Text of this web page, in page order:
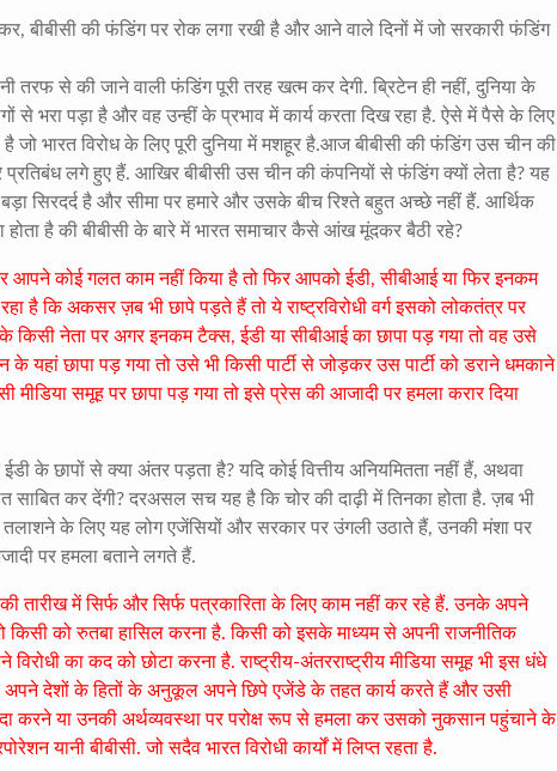
बीबीसी की फंडिंग पर रोक लगा रखी है और आने वाले दिनों में जो सरकारी फंडिंग
तरफ से की जाने वाली फंडिंग पूरी तरह खत्म कर देगी. ब्रिटेन ही नहीं, दुनिया के
से भरा पड़ा है और वह उन्हीं के प्रभाव में कार्य करता दिख रहा है. ऐसे में पैसे के लिए
जो भारत विरोध के लिए पूरी दुनिया में मशहूर है.आज बीबीसी की फंडिंग उस चीन की
प्रतिबंध लगे हुए हैं. आखिर बीबीसी उस चीन की कंपनियों से फंडिंग क्यों लेता है? यह
सिरदर्द है और सीमा पर हमारे और उसके बीच रिश्ते बहुत अच्छे नहीं हैं. आर्थिक
होता है की बीबीसी के बारे में भारत समाचार कैसे आंख मूंदकर बैठी रहे?
आपने कोई गलत काम नहीं किया है तो फिर आपको ईडी, सीबीआई या फिर इनकम
कि अकसर ज़ब भी छापे पड़ते हैं तो ये राष्ट्रविरोधी वर्ग इसको लोकतंत्र पर
किसी नेता पर अगर इनकम टैक्स, ईडी या सीबीआई का छापा पड़ गया तो वह उसे
यहां छापा पड़ गया तो उसे भी किसी पार्टी से जोड़कर उस पार्टी को डराने धमकाने
समूह पर छापा पड़ गया तो इसे प्रेस की आजादी पर हमला करार दिया
के छापों से क्या अंतर पड़ता है? यदि कोई वित्तीय अनियमितता नहीं हैं, अथवा
कर देंगी? दरअसल सच यह है कि चोर की दाढ़ी में तिनका होता है. ज़ब भी
के लिए यह लोग एजेंसियों और सरकार पर उंगली उठाते हैं, उनकी मंशा पर
पर हमला बताने लगते हैं.
तारीख में सिर्फ और सिर्फ पत्रकारिता के लिए काम नहीं कर रहे हैं. उनके अपने
किसी को रुतबा हासिल करना है. किसी को इसके माध्यम से अपनी राजनीतिक
का कद को छोटा करना है. राष्ट्रीय-अंतरराष्ट्रीय मीडिया समूह भी इस धंधे
अपने देशों के हितों के अनुकूल अपने छिपे एजेंडे के तहत कार्य करते हैं और उसी
करने या उनकी अर्थव्यवस्था पर परोक्ष रूप से हमला कर उसको नुकसान पहुंचाने के
यानी बीबीसी. जो सदैव भारत विरोधी कार्यों में लिप्त रहता है.